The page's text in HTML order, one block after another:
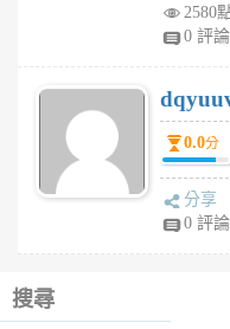
2580
0 評
0.0分
分享
0 評
搜尋